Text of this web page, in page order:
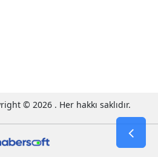
© 2026 . Her hakkı saklıdır.